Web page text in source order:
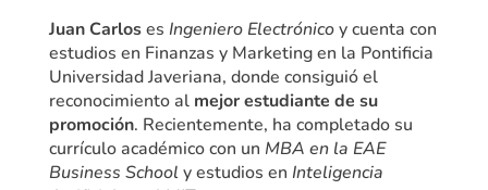
Juan Carloses Ingeniero Electrónicoy cuenta con
estudios en Finanzas y Marketing en la Pontificia
Universidad Javeriana, donde consiguió el
reconocimiento al mejor estudiante de su
promoción. Recientemente, ha completado su
currículo académico con un MBA en la EAE
Business Schooly estudios en Inteligencia